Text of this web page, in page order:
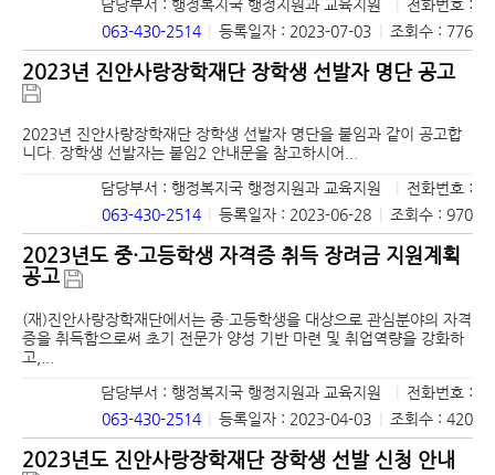
담당부서 : 행정복지국 행정지원과 교육지원
전화번호 :
063-430-2514
등록일자 : 2023-07-03 조회수 : 776
2023년 진안사랑장학재단 장학생 선발자 명단 공고
2023년 진안사랑장학재단 장학생 선발자 명단을 붙임과 같이 공고합
니다. 장학생 선발자는 붙임2 안내문을 참고하시어...
담당부서 : 행정복지국 행정지원과 교육지원
전화번호 :
063-430-2514
등록일자 : 2023-06-28 조회수 : 970
2023년도 중·고등학생 자격증 취득 장려금 지원계획
공고
(재)진안사랑장학재단에서는 중・고등학생을 대상으로 관심분야의 자격
증을 취득함으로써 초기 전문가 양성 기반 마련 및 취업역량을 강화하
고,...
담당부서 : 행정복지국 행정지원과 교육지원
| 전화번호 :
063-430-2514 | 등록일자 : 2023-04-03 | 조회수 : 420
2023년도 진안사랑장학재단 장학생 선발 신청 안내